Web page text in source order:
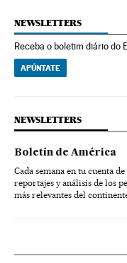
NEWSLETTERS
Receba o boletim diário do
APÚNTATE
NEWSLETTERS
Boletín de América
Cada semana en tu cuenta
reportajes y análisis de los
más relevantes del